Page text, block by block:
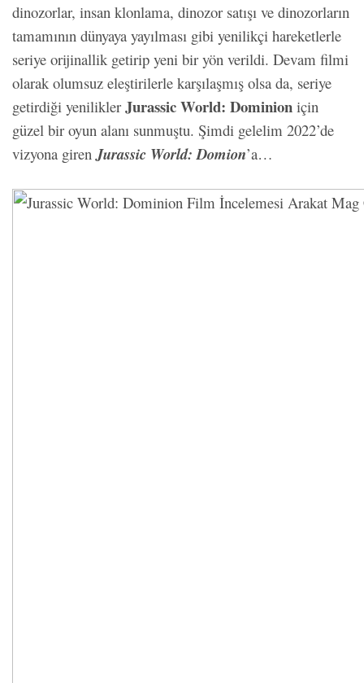
dinozorlar, insan klonlama, dinozor satışı ve dinozorların
tamamının dünyaya yayılması gibi yenilikçi hareketlerle
seriye orijinallik getirip yeni bir yön verildi. Devam filmi
olarak olumsuz eleştirilerle karşılaşmış olsa da, seriye
getirdiği yenilikler Jurassic World: Dominion için
güzel bir oyun alanı sunmuştu. Şimdi gelelim 2022’de
vizyona giren Jurassic World: Domion’a…